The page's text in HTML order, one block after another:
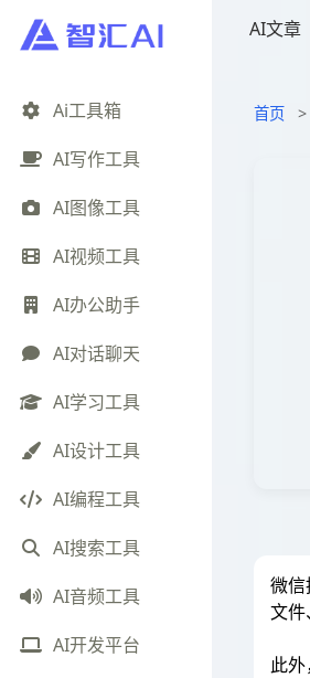
Ai工具箱
AI写作工具
AI图像工具
AI视频工具
AI办公助手
AI对话聊天
AI学习工具
AI设计工具
AI编程工具
AI搜索工具
AI音频工具
AI开发平台
AI文章
首页 >
微信
文件
此